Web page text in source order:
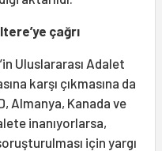
çağrı
Uluslararası Adalet
karşı çıkmasına da
Almanya, Kanada ve
inanıyorlarsa,
için yargı